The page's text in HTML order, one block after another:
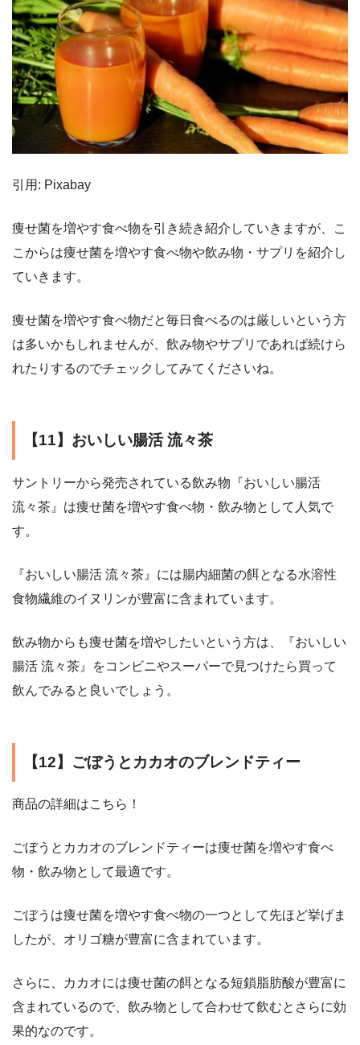
引用: Pixabay
痩せ菌を増やす食べ物を引き続き紹介していきますが、こ
こからは痩せ菌を増やす食べ物や飲み物・サプリを紹介し
ていきます。
痩せ菌を増やす食べ物だと毎日食べるのは厳しいという方
は多いかもしれませんが、飲み物やサプリであれば続けら
れたりするのでチェックしてみてくださいね。
【11】おいしい腸活 流々茶
サントリーから発売されている飲み物『おいしい腸活
流々茶』は痩せ菌を増やす食べ物・飲み物として人気で
す。
『おいしい腸活 流々茶』には腸内細菌の餌となる水溶性
食物繊維のイヌリンが豊富に含まれています。
飲み物からも痩せ菌を増やしたいという方は、『おいしい
腸活 流々茶』をコンビニやスーパーで見つけたら買って
飲んでみると良いでしょう。
【12】ごぼうとカカオのブレンドティー
商品の詳細はこちら！
ごぼうとカカオのブレンドティーは痩せ菌を増やす食べ
物・飲み物として最適です。
ごぼうは痩せ菌を増やす食べ物の一つとして先ほど挙げま
したが、オリゴ糖が豊富に含まれています。
さらに、カカオには痩せ菌の餌となる短鎖脂肪酸が豊富に
含まれているので、飲み物として合わせて飲むとさらに効
果的なのです。